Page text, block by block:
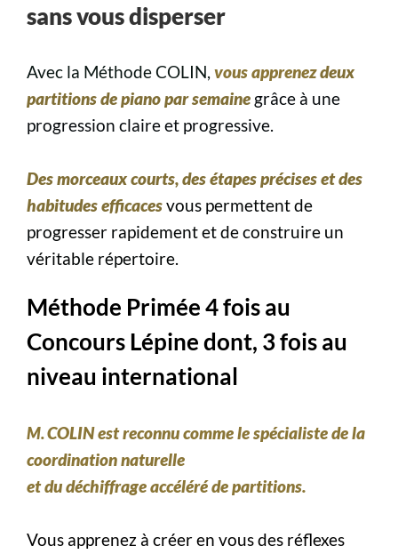
sans vous disperser
Avec la Méthode COLIN, vous apprenezdeux
partitions de piano par semaine grâce à une
progression claire et progressive.
Des morceaux courts, des étapes précises et des
habitudes efficacesvous permettent de
progresser rapidement et de construire un
véritable répertoire.
Méthode Primée 4 fois au
Concours Lépine dont, 3 fois au
niveau international
M.COLIN est reconnu comme le spécialiste de la
coordination naturelle
et du déchiffrage accéléré de partitions.
Vous apprenez à créer en vous des réflexes